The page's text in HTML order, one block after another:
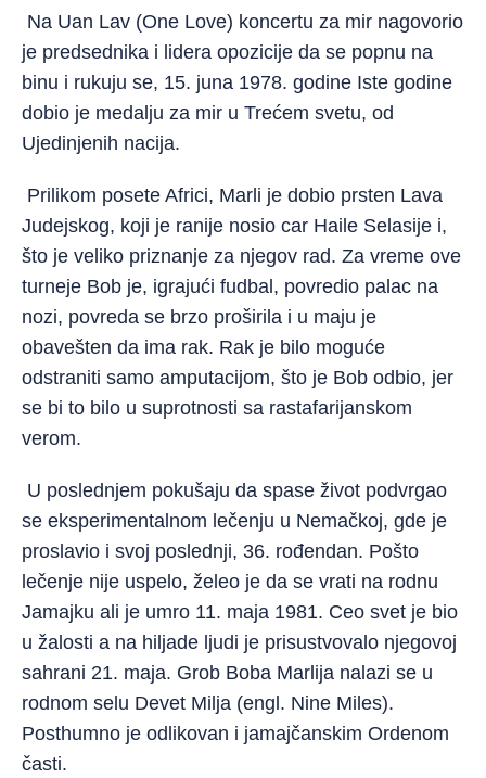
Na Uan Lav (One Love) koncertu za mir nagovorio
je predsednika i lidera opozicije da se popnu na
binu i rukuju se, 15. juna 1978. godine Iste godine
dobio je medalju za mir u Trećem svetu, od
Ujedinjenih nacija.
Prilikom posete Africi, Marli je dobio prsten Lava
Judejskog, koji je ranije nosio car Haile Selasije i,
što je veliko priznanje za njegov rad. Za vreme ove
turneje Bob je, igrajući fudbal, povredio palac na
nozi, povreda se brzo proširila i u maju je
obavešten da ima rak. Rak je bilo moguće
odstraniti samo amputacijom, što je Bob odbio, jer
se bi to bilo u suprotnosti sa rastafarijanskom
verom.
U poslednjem pokušaju da spase život podvrgao
se eksperimentalnom lečenju u Nemačkoj, gde je
proslavio i svoj poslednji, 36. rođendan. Pošto
lečenje nije uspelo, želeo je da se vrati na rodnu
Jamajku ali je umro 11. maja 1981. Ceo svet je bio
u žalosti a na hiljade ljudi je prisustvovalo njegovoj
sahrani 21. maja. Grob Boba Marlija nalazi se u
rodnom selu Devet Milja (engl. Nine Miles).
Posthumno je odlikovan i jamajčanskim Ordenom
časti.